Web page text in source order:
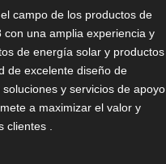
campo de los productos de
una amplia experiencia y
de energía solar y productos
de excelente diseño de
y servicios de apoyo
a maximizar el valor y
.